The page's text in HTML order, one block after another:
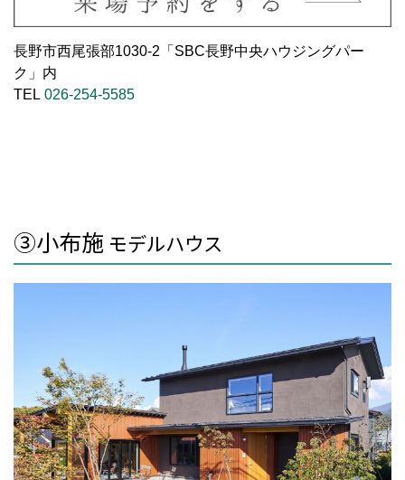
長野市西尾張部1030-2「SBC長野中央ハウジングパー
ク」内
TEL 026-254-5585
③小布施 モデルハウス